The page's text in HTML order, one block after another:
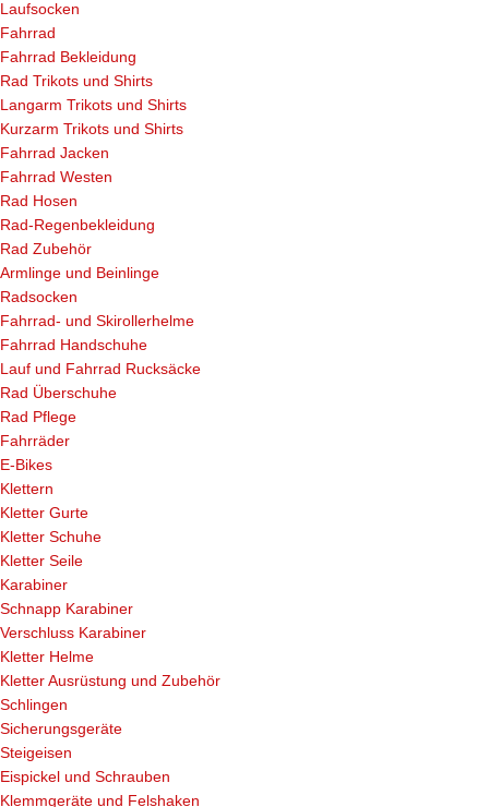
Laufsocken
Fahrrad
Fahrrad Bekleidung
Rad Trikots und Shirts
Langarm Trikots und Shirts
Kurzarm Trikots und Shirts
Fahrrad Jacken
Fahrrad Westen
Rad Hosen
Rad-Regenbekleidung
Rad Zubehör
Armlinge und Beinlinge
Radsocken
Fahrrad- und Skirollerhelme
Fahrrad Handschuhe
Lauf und Fahrrad Rucksäcke
Rad Überschuhe
Rad Pflege
Fahrräder
E-Bikes
Klettern
Kletter Gurte
Kletter Schuhe
Kletter Seile
Karabiner
Schnapp Karabiner
Verschluss Karabiner
Kletter Helme
Kletter Ausrüstung und Zubehör
Schlingen
Sicherungsgeräte
Steigeisen
Eispickel und Schrauben
Klemmgeräte und Felshaken